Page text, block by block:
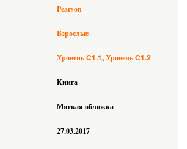
Pearson
Взрослые
УровеньC1.1 УровеньC1.2
Книга
Мягкая обложка
27.03.2017